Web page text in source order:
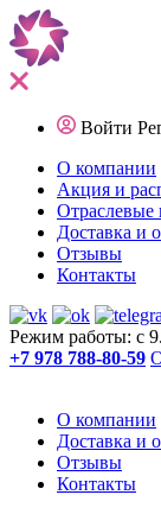
Войти
О компании
Акция и
Отраслевые
Доставка и
Отзывы
Контакты
Режим работы: с
+7 978 788-80-59
О компании
Доставка и
Отзывы
Контакты